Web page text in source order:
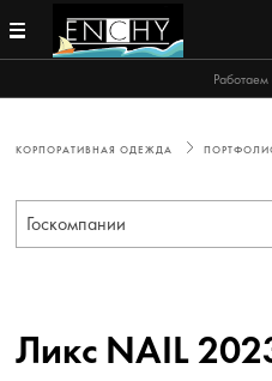
КОРПОРАТИВНАЯ ОДЕЖДА
Госкомпании
Ликс NAIL